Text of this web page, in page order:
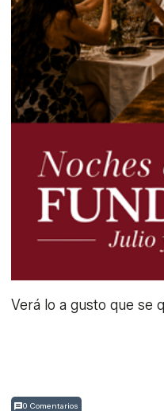
Verá lo a gusto que se
0 Comentarios